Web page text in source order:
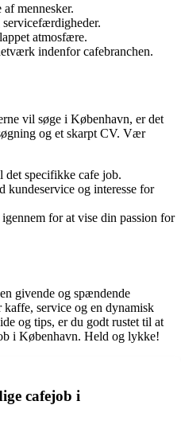
mennesker.
atmosfære.
indenfor cafebranchen.
vil søge i København, er det
og et skarpt CV. Vær
det specifikke cafe job.
kundeservice og interesse for
for at vise din passion for
givende og spændende
service og en dynamisk
og tips, er du godt rustet til at
i København. Held og lykke!
cafejob i